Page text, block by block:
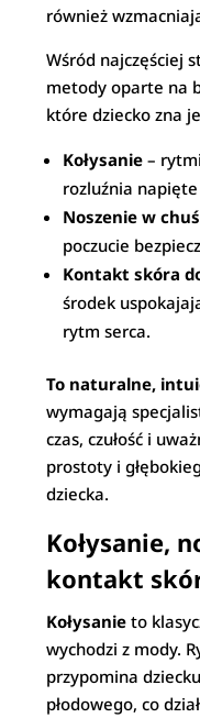
również
Wśród najczęściej
metody oparte na
które dziecko zna
Kołysanie –
rozluźnia
Noszenie w
poczucie
Kontakt skóra
środek
rytm serca.
To naturalne,
wymagają
czas, czułość i
prostoty i
dziecka.
Kołysanie,
kontakt
Kołysanie to
wychodzi z mody.
przypomina
płodowego, co